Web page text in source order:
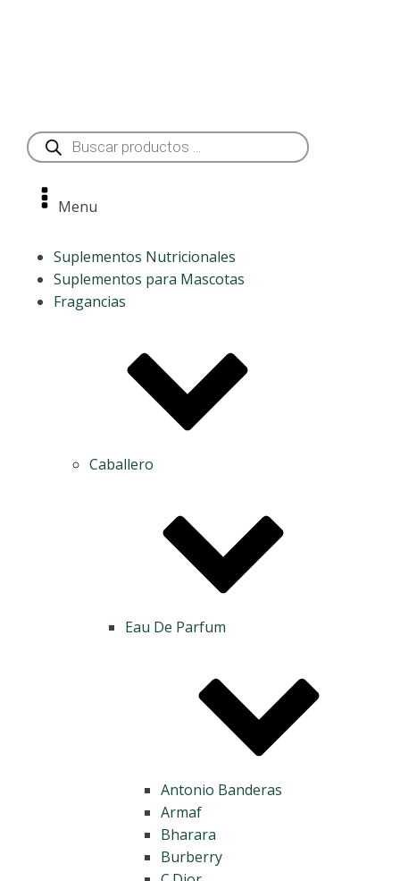
Búsqueda
de
Menu
Suplementos Nutricionales
Suplementos para Mascotas
Fragancias
Caballero
Eau De Parfum
Antonio Banderas
Armaf
Bharara
Burberry